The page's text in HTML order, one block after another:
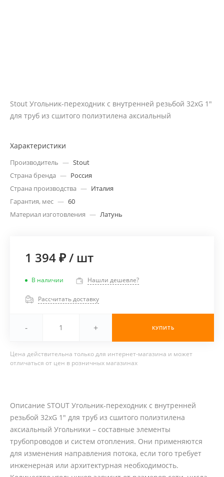
Stout Угольник-переходник с внутренней резьбой 32xG 1"
для труб из сшитого полиэтилена аксиальный
Характеристики
Производитель — Stout
Страна бренда — Россия
Страна производства — Италия
Гарантия, мес — 60
Материал изготовления — Латунь
1 394 ₽/ шт
В наличии Нашли дешевле?
Рассчитать доставку
- + КУПИТЬ
Цена действительна только для интернет-магазина и может
отличаться от цен в розничных магазинах
Описание STOUT Угольник-переходник с внутренней
резьбой 32xG 1" для труб из сшитого полиэтилена
аксиальный Угольники – составные элементы
трубопроводов и систем отопления. Они применяются
для изменения направления потока, если того требует
инженерная или архитектурная необходимость.